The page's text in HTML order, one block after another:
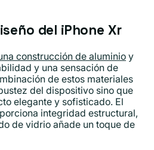
del iPhone Xr
construcción de aluminio y
y una sensación de
de estos materiales
del dispositivo sino que
elegante y sofisticado. El
integridad estructural,
de vidrio añade un toque de